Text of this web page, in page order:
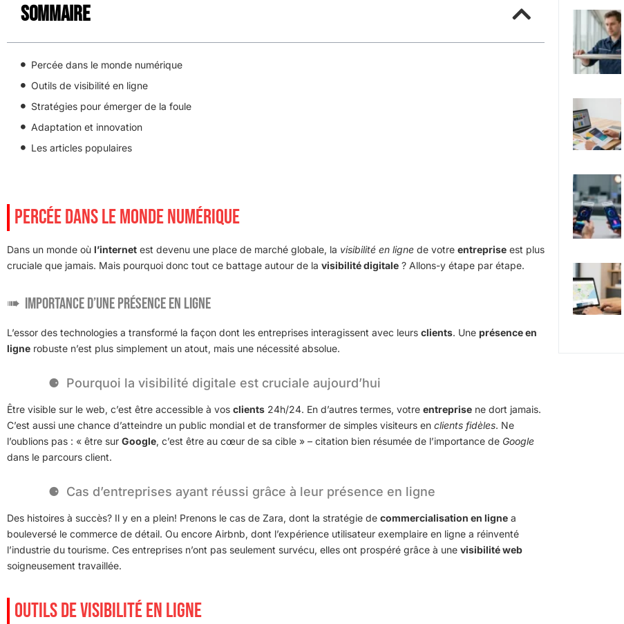
Sommaire
Percée dans le monde numérique
Outils de visibilité en ligne
Stratégies pour émerger de la foule
Adaptation et innovation
Les articles populaires
PERCÉE DANS LE MONDE NUMÉRIQUE
Dans un monde où l’internet est devenu une place de marché globale, la visibilité en ligne de votre entreprise est plus
cruciale que jamais. Mais pourquoi donc tout ce battage autour de la visibilité digitale ? Allons-y étape par étape.
Importance d’une présence en ligne
L’essor des technologies a transformé la façon dont les entreprises interagissent avec leurs clients. Une présence en
ligne robuste n’est plus simplement un atout, mais une nécessité absolue.
Pourquoi la visibilité digitale est cruciale aujourd’hui
Être visible sur le web, c’est être accessible à vos clients 24h/24. En d’autres termes, votre entreprise ne dort jamais.
C’est aussi une chance d’atteindre un public mondial et de transformer de simples visiteurs en clients fidèles. Ne
l’oublions pas : « être sur Google, c’est être au cœur de sa cible » – citation bien résumée de l’importance de Google
dans le parcours client.
Cas d’entreprises ayant réussi grâce à leur présence en ligne
Des histoires à succès? Il y en a plein! Prenons le cas de Zara, dont la stratégie de commercialisation en ligne a
bouleversé le commerce de détail. Ou encore Airbnb, dont l’expérience utilisateur exemplaire en ligne a réinventé
l’industrie du tourisme. Ces entreprises n’ont pas seulement survécu, elles ont prospéré grâce à une visibilité web
soigneusement travaillée.
OUTILS DE VISIBILITÉ EN LIGNE